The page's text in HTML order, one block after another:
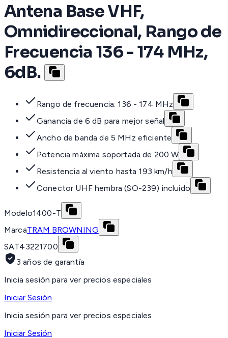
Antena Base VHF,
Omnidireccional, Rango de
Frecuencia 136 - 174 MHz,
6dB.
Rango de frecuencia: 136 - 174 MHz
Ganancia de 6 dB para mejor señal
Ancho de banda de 5 MHz eficiente
Potencia máxima soportada de 200 W
Resistencia al viento hasta 193 km/h
Conector UHF hembra (SO-239) incluido
Modelo1400-T
MarcaTRAM BROWNING
SAT43221700
3 años de garantía
Inicia sesión para ver precios especiales
Iniciar Sesión
Inicia sesión para ver precios especiales
Iniciar Sesión